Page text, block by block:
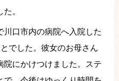
。
川口市内の病院へ入院した
でした。彼女のお母さん
院にかけつけました。ステ